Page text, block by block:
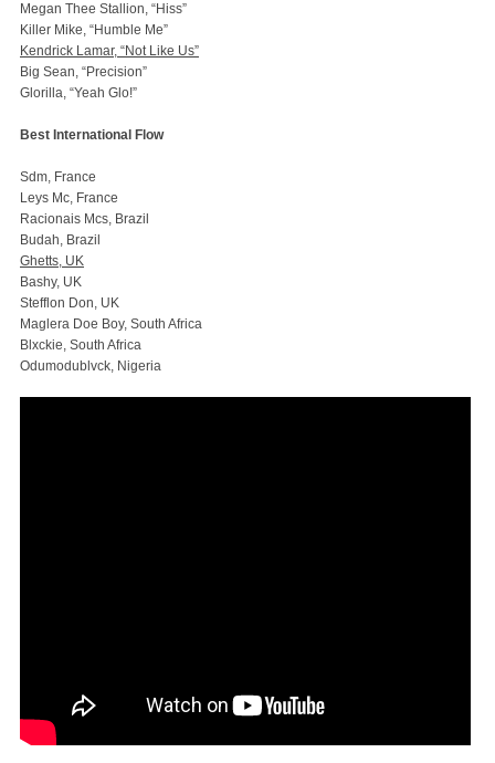
Megan Thee Stallion, “Hiss”
Killer Mike, “Humble Me”
Kendrick Lamar, “Not Like Us”
Big Sean, “Precision”
Glorilla, “Yeah Glo!”
Best International Flow
Sdm, France
Leys Mc, France
Racionais Mcs, Brazil
Budah, Brazil
Ghetts, UK
Bashy, UK
Stefflon Don, UK
Maglera Doe Boy, South Africa
Blxckie, South Africa
Odumodublvck, Nigeria